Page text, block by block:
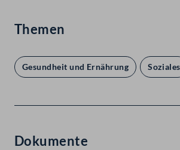
Themen
Gesundheit und Ernährung Soziales
Dokumente